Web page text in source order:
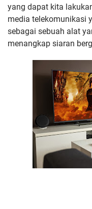
yang dapat kita
media telekomunikasi
sebagai sebuah alat
menangkap siaran